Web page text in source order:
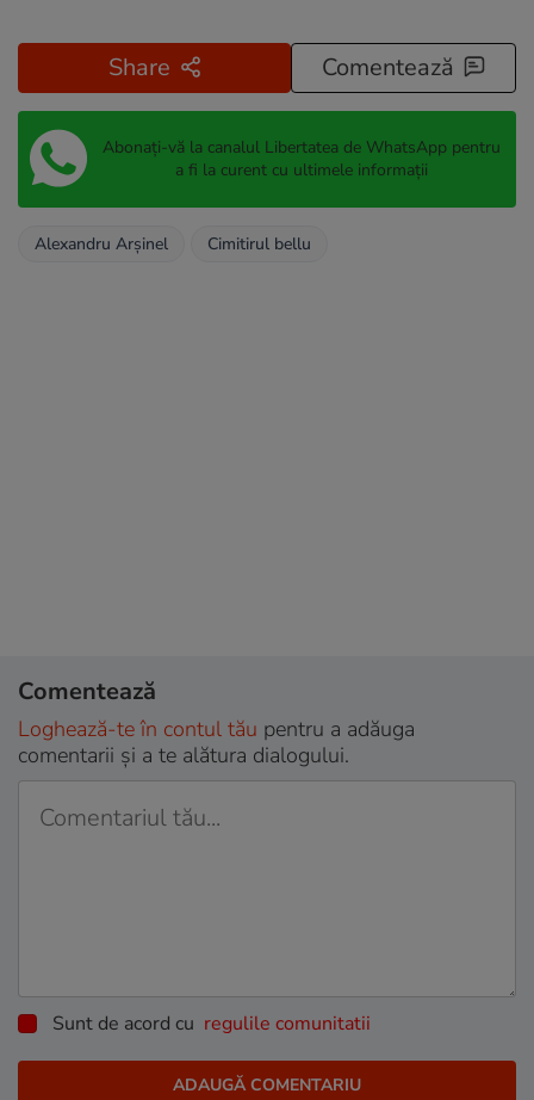
Share Comentează
Abonați-vă la canalul Libertatea de WhatsApp pentru
a fi la curent cu ultimele informații
Alexandru Arșinel Cimitirul bellu
Comentează
Loghează-te în contul tău pentru a adăuga
comentarii și a te alătura dialogului.
Sunt de acord cu regulile comunitatii